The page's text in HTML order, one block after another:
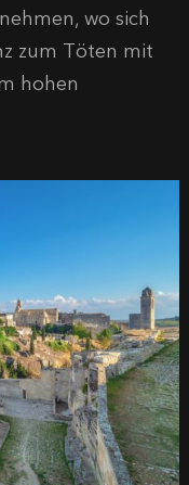
wo sich
zum Töten mit
hohen